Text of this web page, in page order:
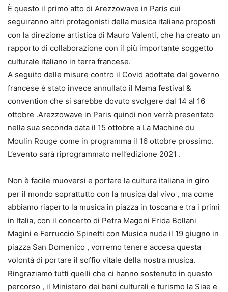
È questo il primo atto di Arezzowave in Paris cui
seguiranno altri protagonisti della musica italiana proposti
con la direzione artistica di Mauro Valenti, che ha creato un
rapporto di collaborazione con il più importante soggetto
culturale italiano in terra francese.
A seguito delle misure contro il Covid adottate dal governo
francese è stato invece annullato il Mama festival &
convention che si sarebbe dovuto svolgere dal 14 al 16
ottobre .Arezzowave in Paris quindi non verrà presentato
nella sua seconda data il 15 ottobre a La Machine du
Moulin Rouge come in programma il 16 ottobre prossimo.
L’evento sarà riprogrammato nell’edizione 2021 .
Non è facile muoversi e portare la cultura italiana in giro
per il mondo soprattutto con la musica dal vivo , ma come
abbiamo riaperto la musica in piazza in toscana e tra i primi
in Italia, con il concerto di Petra Magoni Frida Bollani
Magini e Ferruccio Spinetti con Musica nuda il 19 giugno in
piazza San Domenico , vorremo tenere accesa questa
volontà di portare il soffio vitale della nostra musica.
Ringraziamo tutti quelli che ci hanno sostenuto in questo
percorso , il Ministero dei beni culturali e turismo la Siae e